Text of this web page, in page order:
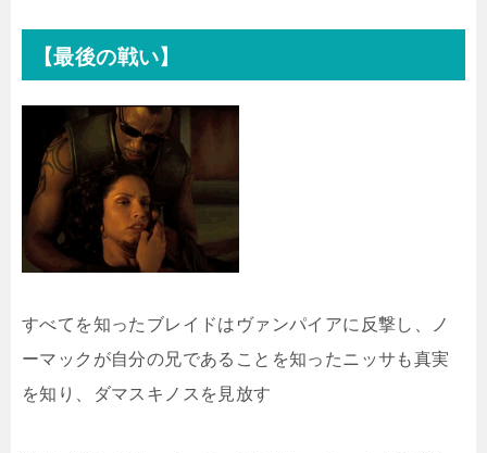
【最後の戦い】
すべてを知ったブレイドはヴァンパイアに反撃し、ノ
ーマックが自分の兄であることを知ったニッサも真実
を知り、ダマスキノスを見放す